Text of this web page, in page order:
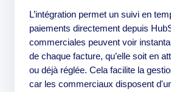
L’intégration permet un suivi en
paiements directement depuis
commerciales peuvent voir
de chaque facture, qu’elle soit en
ou déjà réglée. Cela facilite la
car les commerciaux disposent